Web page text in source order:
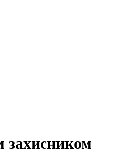
захисником